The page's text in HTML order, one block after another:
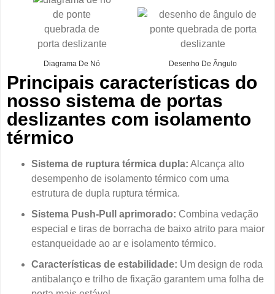
Diagrama De Nó Desenho De Ângulo
Principais características do
nosso sistema de portas
deslizantes com isolamento
térmico
Sistema de ruptura térmica dupla: Alcança alto
desempenho de isolamento térmico com uma
estrutura de dupla ruptura térmica.
Sistema Push-Pull aprimorado: Combina vedação
especial e tiras de borracha de baixo atrito para maior
estanqueidade ao ar e isolamento térmico.
Características de estabilidade: Um design de roda
antibalanço e trilho de fixação garantem uma folha de